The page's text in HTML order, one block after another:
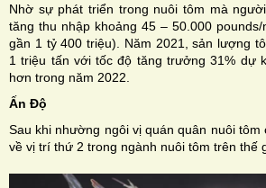
Nhờ sự phát triển trong nuôi tôm mà
tăng thu nhập khoảng 45 – 50.000
gần 1 tỷ 400 triệu). Năm 2021, sản lượng
1 triệu tấn với tốc độ tăng trưởng 31% dự
hơn trong năm 2022.
Ấn Độ
Sau khi nhường ngôi vị quán quân nuôi tôm
về vị trí thứ 2 trong ngành nuôi tôm trên thế